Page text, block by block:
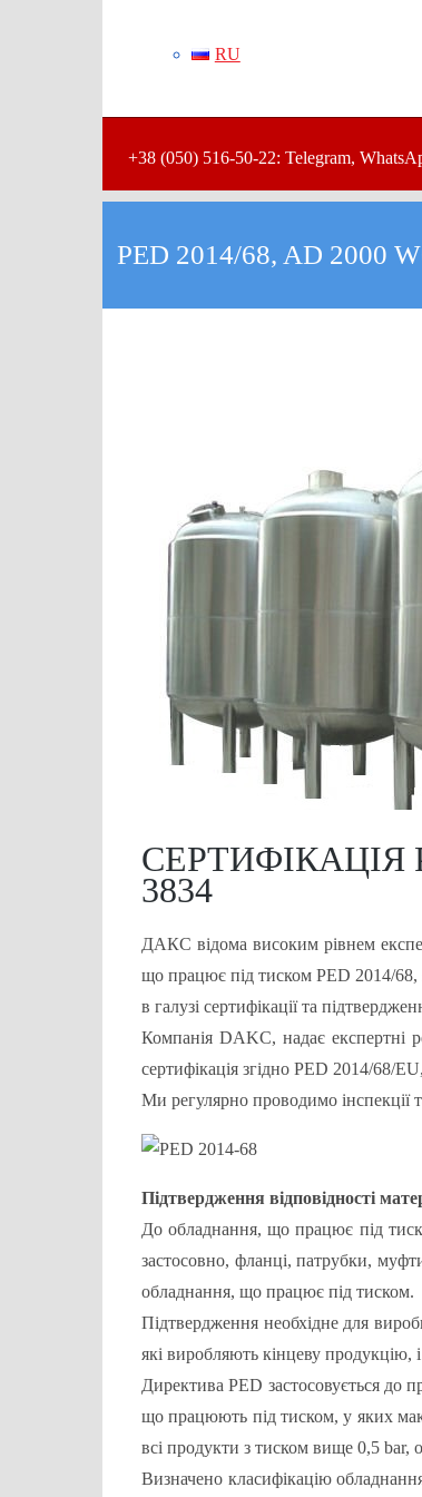
RU
+38 (050) 516-50-22: Telegram,
PED 2014/68, AD 2000
СЕРТИФІКАЦІЯ
3834
ДАКС відома високим рівнем
що працює під тиском PED 2014/68,
в галузі сертифікації та
Компанія DAKC, надає експертні
сертифікація згідно PED 2014/68/
Ми регулярно проводимо інспекції
Підтвердження відповідності
До обладнання, що працює під
застосовно, фланці, патрубки,
обладнання, що працює під тиском.
Підтвердження необхідне для
які виробляють кінцеву продукцію,
Директива PED застосовується до
що працюють під тиском, у яких
всі продукти з тиском вище 0,5 bar,
Визначено класифікацію